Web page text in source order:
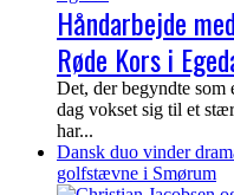
Håndarbejde
Røde Kors i
Det, der begyndte som
dag vokset sig til et
har...
Dansk duo vinder
golfstævne i Smørum